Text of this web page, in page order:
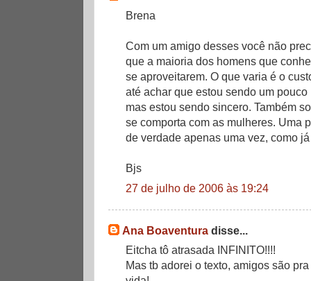
Brena
Com um amigo desses você não
que a maioria dos homens que
se aproveitarem. O que varia é o
até achar que estou sendo um
mas estou sendo sincero. Também
se comporta com as mulheres. Uma
de verdade apenas uma vez, como
Bjs
27 de julho de 2006 às 19:24
Ana Boaventura disse...
Eitcha tô atrasada INFINITO!!!!
Mas tb adorei o texto, amigos são